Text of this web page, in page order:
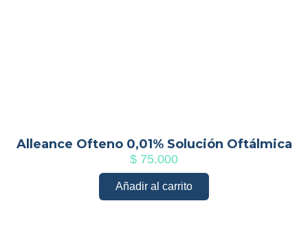
Alleance Ofteno 0,01% Solución Oftálmica
$ 75.000
Añadir al carrito